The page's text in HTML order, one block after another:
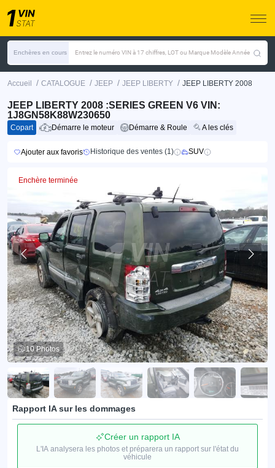
Enchères en cours Entrez le numéro VIN à 17 chiffres, LOT ou Marque Modèle Année
Accueil / CATALOGUE / JEEP / JEEP LIBERTY / JEEP LIBERTY 2008
JEEP LIBERTY 2008 :SERIES GREEN V6 VIN:
1J8GN58K88W230650
Copart Démarre le moteur Démarre & Roule A les clés
Ajouter aux favoris Historique des ventes (1) SUV
Enchère terminée
10 Photos
Rapport IA sur les dommages
Créer un rapport IA
L'IA analysera les photos et préparera un rapport sur l'état du
véhicule